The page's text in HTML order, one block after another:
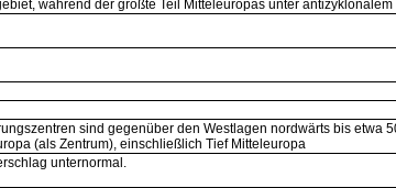
während der größte Teil Mitteleuropas unter
sind gegenüber den Westlagen nordwärts bis
(als Zentrum), einschließlich Tief Mitteleuropa
unternormal.